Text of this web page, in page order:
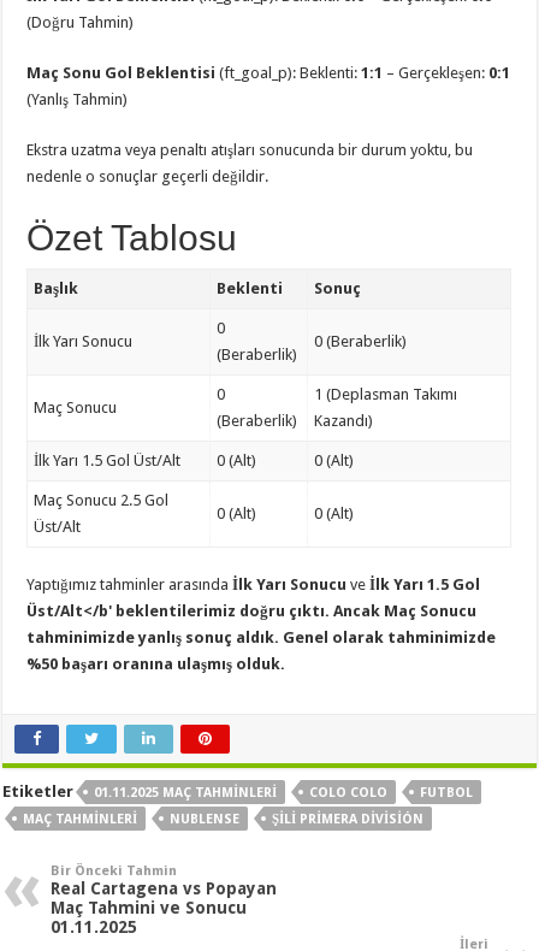
(Doğru Tahmin)
Maç Sonu Gol Beklentisi (ft_goal_p): Beklenti:1:1 – Gerçekleşen: 0:1
(Yanlış Tahmin)
Ekstra uzatma veya penaltı atışları sonucunda bir durum yoktu, bu
nedenle o sonuçlar geçerli değildir.
Özet Tablosu
Başlık Beklenti Sonuç
İlk Yarı Sonucu
0
(Beraberlik)
0 (Beraberlik)
Maç Sonucu
0
(Beraberlik)
1 (Deplasman Takımı
Kazandı)
İlk Yarı 1.5 Gol Üst/Alt 0 (Alt) 0 (Alt)
Maç Sonucu 2.5 Gol
Üst/Alt
0 (Alt) 0 (Alt)
Yaptığımız tahminler arasındaİlk Yarı Sonucu veİlk Yarı 1.5 Gol
Üst/Alt</b' beklentilerimiz doğru çıktı. Ancak Maç Sonucu
tahminimizde yanlış sonuç aldık. Genel olarak tahminimizde
%50 başarı oranına ulaşmış olduk.
Etiketler 01.11.2025 MAÇ TAHMINLERI COLO COLO
FUTBOL
MAÇ TAHMINLERI
NUBLENSE ŞILI PRIMERA DIVISIÓN
Bir Önceki Tahmin
Real Cartagena vs Popayan
Maç Tahmini ve Sonucu
01.11.2025
İleri